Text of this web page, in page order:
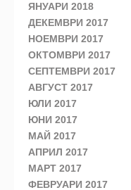
ЯНУАРИ 2018
ДЕКЕМВРИ 2017
НОЕМВРИ 2017
ОКТОМВРИ 2017
СЕПТЕМВРИ 2017
АВГУСТ 2017
ЮЛИ 2017
ЮНИ 2017
МАЙ 2017
АПРИЛ 2017
МАРТ 2017
ФЕВРУАРИ 2017